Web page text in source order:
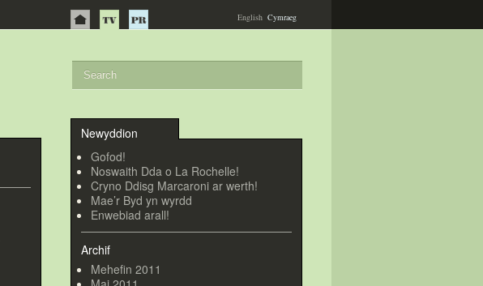
English Cymraeg
Newyddion
Gofod!
Noswaith Dda o La Rochelle!
Cryno Ddisg Marcaroni ar werth!
Mae’r Byd yn wyrdd
Enwebiad arall!
Archif
Mehefin 2011